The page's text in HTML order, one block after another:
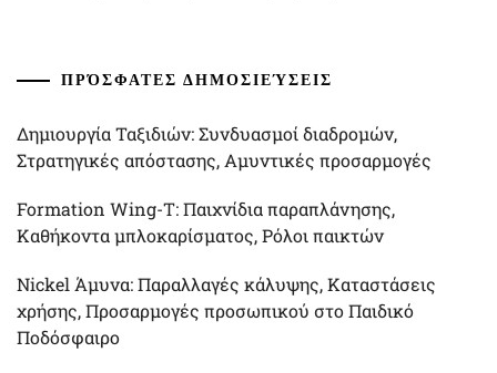
ΠΡΌΣΦΑΤΕΣ ΔΗΜΟΣΙΕΎΣΕΙΣ
Δημιουργία Ταξιδιών: Συνδυασμοί διαδρομών,
Στρατηγικές απόστασης, Αμυντικές προσαρμογές
Formation Wing-T: Παιχνίδια παραπλάνησης,
Καθήκοντα μπλοκαρίσματος, Ρόλοι παικτών
Nickel Άμυνα: Παραλλαγές κάλυψης, Καταστάσεις
χρήσης, Προσαρμογές προσωπικού στο Παιδικό
Ποδόσφαιρο